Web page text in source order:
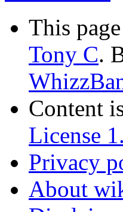
This
Tony C.
Content
License
Privacy
About